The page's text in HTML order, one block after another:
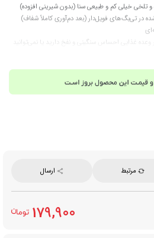
تلخی خیلی کم و طبیعی سنا (بدون شیرینی افزوده)
در تی‌بگ‌های فویل‌دار (بعد دم‌آوری کاملاً شفاف)
وعده غذایی احساس سنگینی و نفخ دارید یا نمی‌توانید
دقیقاً همان نوشیدنی است که به آن نیاز دارید؛
شود.
تخم گشنیز، سماق و گزنه
مرتبط ارسال
179,900